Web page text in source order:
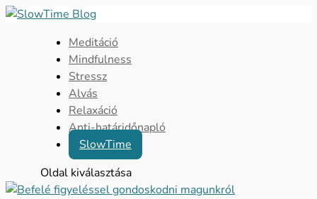
Meditáció
Mindfulness
Stressz
Alvás
Relaxáció
Anti-határidőnapló
SlowTime
Oldal kiválasztása